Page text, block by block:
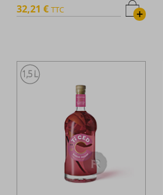
+
32,21 € TTC